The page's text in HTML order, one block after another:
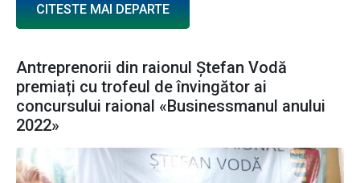
CITESTE MAI DEPARTE
Antreprenorii din raionul Ștefan Vodă
premiați cu trofeul de învingător ai
concursului raional «Businessmanul anului
2022»